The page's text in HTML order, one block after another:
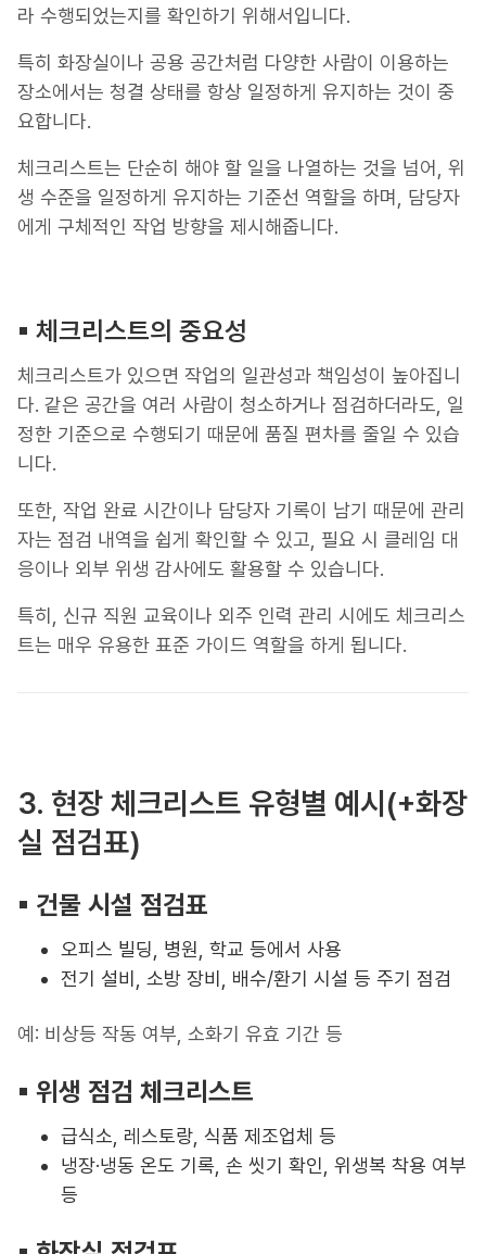
라 수행되었는지를 확인하기 위해서입니다.
특히 화장실이나 공용 공간처럼 다양한 사람이 이용하는
장소에서는 청결 상태를 항상 일정하게 유지하는 것이 중
요합니다.
체크리스트는 단순히 해야 할 일을 나열하는 것을 넘어, 위
생 수준을 일정하게 유지하는 기준선 역할을 하며, 담당자
에게 구체적인 작업 방향을 제시해줍니다.
▪︎ 체크리스트의 중요성
체크리스트가 있으면 작업의 일관성과 책임성이 높아집니
다. 같은 공간을 여러 사람이 청소하거나 점검하더라도, 일
정한 기준으로 수행되기 때문에 품질 편차를 줄일 수 있습
니다.
또한, 작업 완료 시간이나 담당자 기록이 남기 때문에 관리
자는 점검 내역을 쉽게 확인할 수 있고, 필요 시 클레임 대
응이나 외부 위생 감사에도 활용할 수 있습니다.
특히, 신규 직원 교육이나 외주 인력 관리 시에도 체크리스
트는 매우 유용한 표준 가이드 역할을 하게 됩니다.
3. 현장 체크리스트 유형별 예시(+화장
실 점검표)
▪︎ 건물 시설 점검표
오피스 빌딩, 병원, 학교 등에서 사용
전기 설비, 소방 장비, 배수/환기 시설 등 주기 점검
예: 비상등 작동 여부, 소화기 유효 기간 등
▪︎ 위생 점검 체크리스트
급식소, 레스토랑, 식품 제조업체 등
냉장·냉동 온도 기록, 손 씻기 확인, 위생복 착용 여부
등